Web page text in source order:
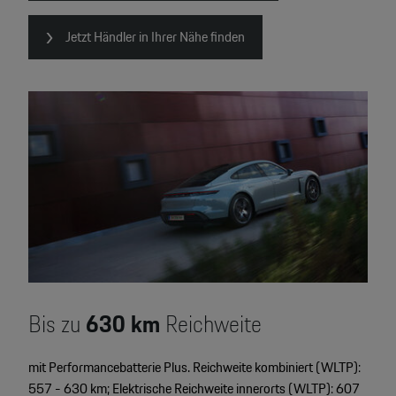
Jetzt Händler in Ihrer Nähe finden
Bis zu630km Reichweite
mit Performancebatterie Plus. Reichweite kombiniert (WLTP):
557 - 630 km; Elektrische Reichweite innerorts (WLTP): 607